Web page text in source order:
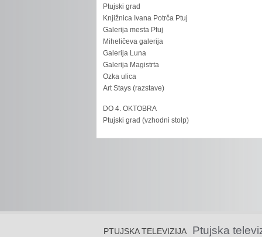
Ptujski grad
Knjižnica Ivana Potrča Ptuj
Galerija mesta Ptuj
Miheličeva galerija
Galerija Luna
Galerija Magistrta
Ozka ulica
Art Stays (razstave)
DO 4. OKTOBRA
Ptujski grad (vzhodni stolp)
PTUJSKA TELEVIZIJA
Ptujska